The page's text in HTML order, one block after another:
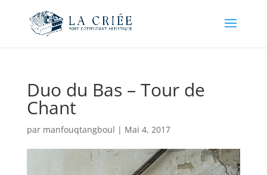
Duo du Bas – Tour de
Chant
par manfouqtangboul | Mai 4, 2017